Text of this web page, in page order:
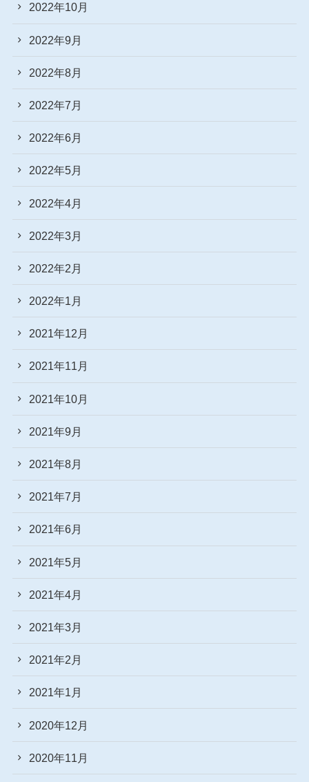
2022年10月
2022年9月
2022年8月
2022年7月
2022年6月
2022年5月
2022年4月
2022年3月
2022年2月
2022年1月
2021年12月
2021年11月
2021年10月
2021年9月
2021年8月
2021年7月
2021年6月
2021年5月
2021年4月
2021年3月
2021年2月
2021年1月
2020年12月
2020年11月